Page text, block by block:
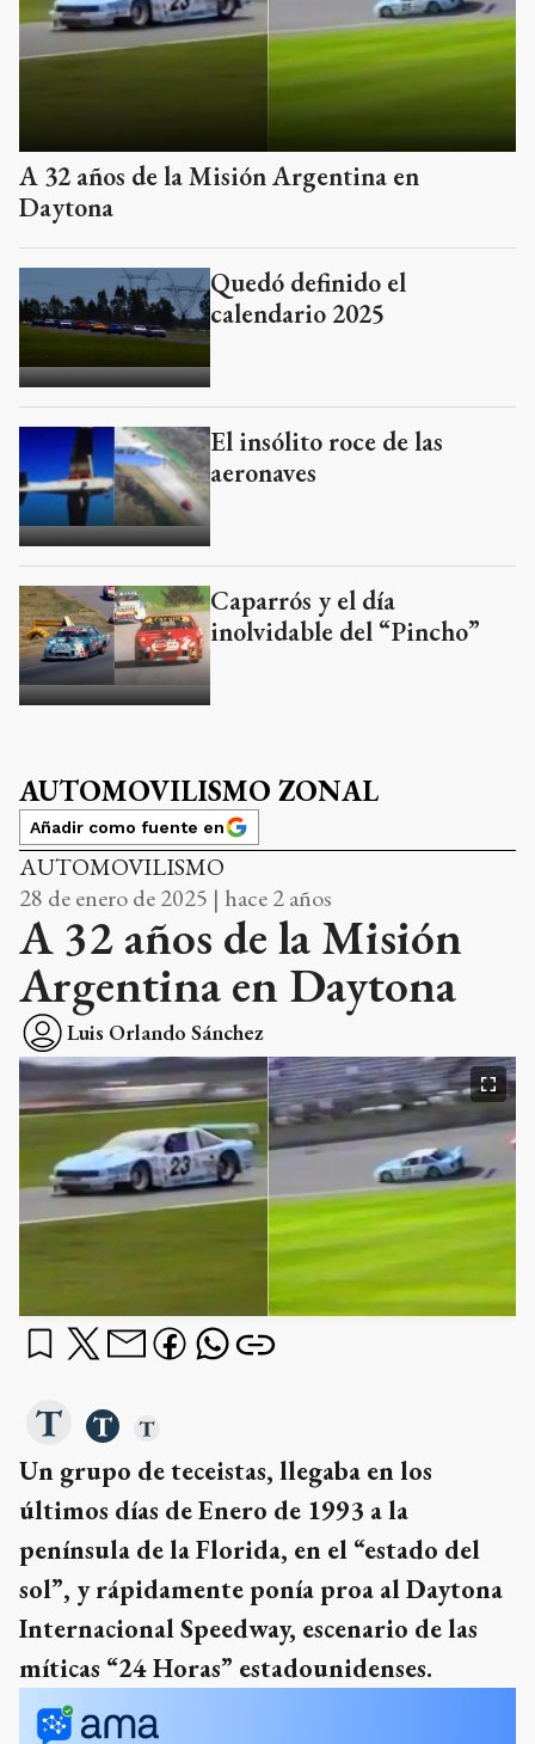
A 32 años de la Misión Argentina en
Daytona
Quedó definido el
calendario 2025
El insólito roce de las
aeronaves
Caparrós y el día
inolvidable del “Pincho”
AUTOMOVILISMO ZONAL
Añadir como fuente en
AUTOMOVILISMO
28 de enero de 2025 | hace 2 años
A 32 años de la Misión
Argentina en Daytona
Luis Orlando Sánchez
Un grupo de teceistas, llegaba en los
últimos días de Enero de 1993 a la
península de la Florida, en el “estado del
sol”, y rápidamente ponía proa al Daytona
Internacional Speedway, escenario de las
míticas “24 Horas” estadounidenses.